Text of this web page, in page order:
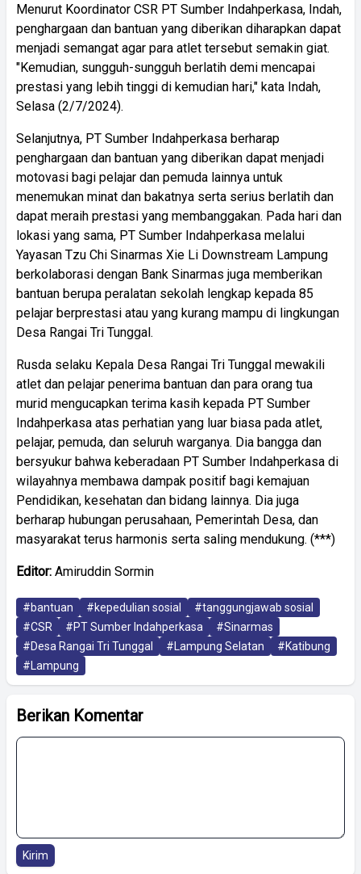
Menurut Koordinator CSR PT Sumber Indahperkasa, Indah,
penghargaan dan bantuan yang diberikan diharapkan dapat
menjadi semangat agar para atlet tersebut semakin giat.
"Kemudian, sungguh-sungguh berlatih demi mencapai
prestasi yang lebih tinggi di kemudian hari," kata Indah,
Selasa (2/7/2024).
Selanjutnya, PT Sumber Indahperkasa berharap
penghargaan dan bantuan yang diberikan dapat menjadi
motovasi bagi pelajar dan pemuda lainnya untuk
menemukan minat dan bakatnya serta serius berlatih dan
dapat meraih prestasi yang membanggakan. Pada hari dan
lokasi yang sama, PT Sumber Indahperkasa melalui
Yayasan Tzu Chi Sinarmas Xie Li Downstream Lampung
berkolaborasi dengan Bank Sinarmas juga memberikan
bantuan berupa peralatan sekolah lengkap kepada 85
pelajar berprestasi atau yang kurang mampu di lingkungan
Desa Rangai Tri Tunggal.
Rusda selaku Kepala Desa Rangai Tri Tunggal mewakili
atlet dan pelajar penerima bantuan dan para orang tua
murid mengucapkan terima kasih kepada PT Sumber
Indahperkasa atas perhatian yang luar biasa pada atlet,
pelajar, pemuda, dan seluruh warganya. Dia bangga dan
bersyukur bahwa keberadaan PT Sumber Indahperkasa di
wilayahnya membawa dampak positif bagi kemajuan
Pendidikan, kesehatan dan bidang lainnya. Dia juga
berharap hubungan perusahaan, Pemerintah Desa, dan
masyarakat terus harmonis serta saling mendukung. (***)
Editor: Amiruddin Sormin
#bantuan #kepedulian sosial
#tanggungjawab sosial
#CSR
#PT Sumber Indahperkasa
#Sinarmas
#Desa Rangai Tri Tunggal
#Lampung Selatan
#Katibung
#Lampung
Berikan Komentar
Kirim